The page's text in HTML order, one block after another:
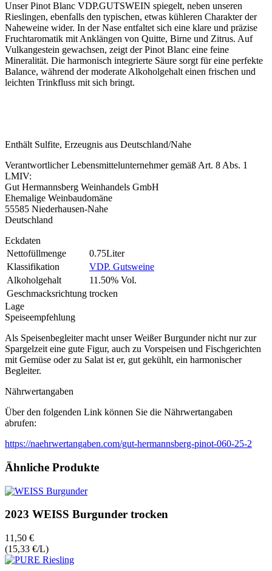
Unser Pinot Blanc VDP.GUTSWEIN spiegelt, neben unseren
Rieslingen, ebenfalls den typischen, etwas kühleren Charakter der
Naheweine wider. In der Nase entfaltet sich eine klare und präzise
Fruchtaromatik mit Anklängen von Quitte, Birne und Zitrus. Auf
Vulkangestein gewachsen, zeigt der Pinot Blanc eine feine
Mineralität. Die harmonisch integrierte Säure sorgt für eine perfekte
Balance, während der moderate Alkoholgehalt einen frischen und
leichten Trinkfluss mit sich bringt.
Enthält Sulfite, Erzeugnis aus Deutschland/Nahe
Verantwortlicher Lebensmittelunternehmer gemäß Art. 8 Abs. 1
LMIV:
Gut Hermannsberg Weinhandels GmbH
Ehemalige Weinbaudomäne
55585 Niederhausen-Nahe
Deutschland
Eckdaten
Nettofüllmenge
0.75Liter
Klassifikation
VDP. Gutsweine
Alkoholgehalt
11.50% Vol.
Geschmacksrichtung trocken
Lage
Speiseempfehlung
Als Speisenbegleiter macht unser Weißer Burgunder nicht nur zur
Spargelzeit eine gute Figur, auch zu Vorspeisen und Fischgerichten
mit Gemüse oder zu Salat ist er, gut gekühlt, ein harmonischer
Begleiter.
Nährwertangaben
Über den folgenden Link können Sie die Nährwertangaben
abrufen:
https://naehrwertangaben.com/gut-hermannsberg-pinot-060-25-2
Ähnliche Produkte
2023 WEISS Burgunder trocken
11,50 €
(15,33 €/L)